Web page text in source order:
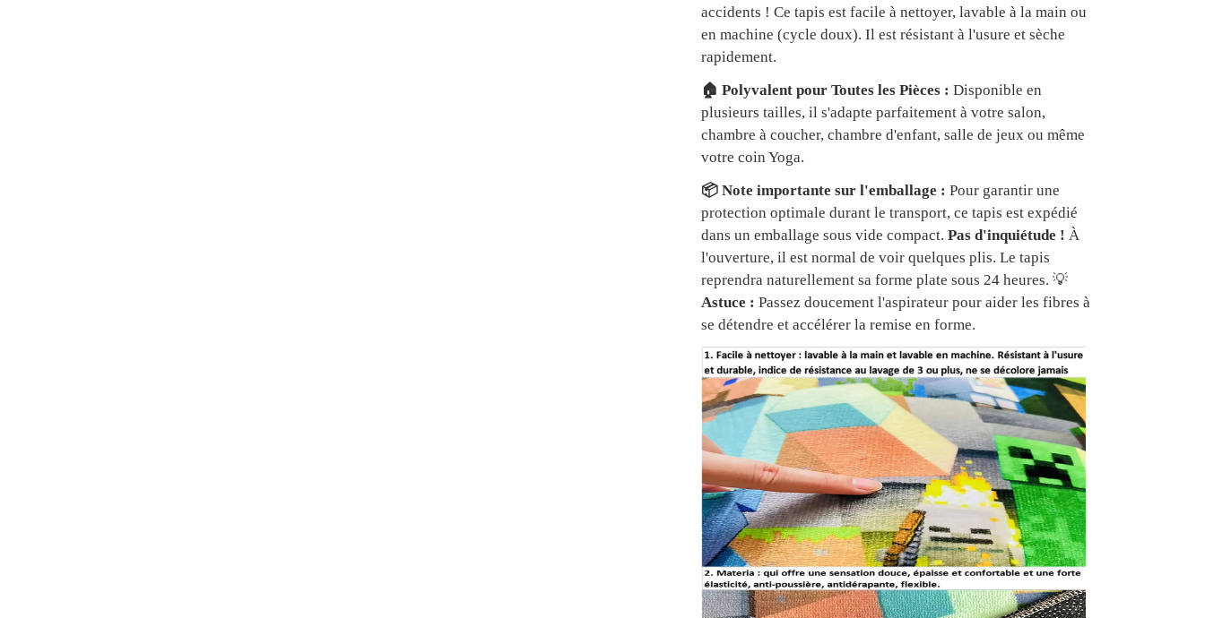
accidents ! Ce tapis est facile à nettoyer, lavable à la main ou
en machine (cycle doux). Il est résistant à l'usure et sèche
rapidement.
🏠 Polyvalent pour Toutes les Pièces : Disponible en
plusieurs tailles, il s'adapte parfaitement à votre salon,
chambre à coucher, chambre d'enfant, salle de jeux ou même
votre coin Yoga.
📦 Note importante sur l'emballage : Pour garantir une
protection optimale durant le transport, ce tapis est expédié
dans un emballage sous vide compact.Pas d'inquiétude ! À
l'ouverture, il est normal de voir quelques plis. Le tapis
reprendra naturellement sa forme plate sous 24 heures. 💡
Astuce : Passez doucement l'aspirateur pour aider les fibres à
se détendre et accélérer la remise en forme.